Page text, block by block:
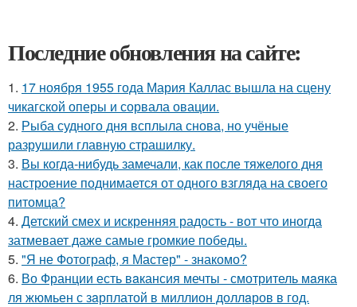
Последние обновления на сайте:
1. 17 ноября 1955 года Мария Каллас вышла на сцену
чикагской оперы и сорвала овации.
2. Рыба судного дня всплыла снова, но учёные
разрушили главную страшилку.
3. Вы когда-нибудь замечали, как после тяжелого дня
настроение поднимается от одного взгляда на своего
питомца?
4. Детский смех и искренняя радость - вот что иногда
затмевает даже самые громкие победы.
5. "Я не Фотограф, я Мастер" - знакомо?
6. Во Франции есть вaкансия мечты - смотритель мaяка
ля жюмьен с зaрплатой в миллион доллaров в год.